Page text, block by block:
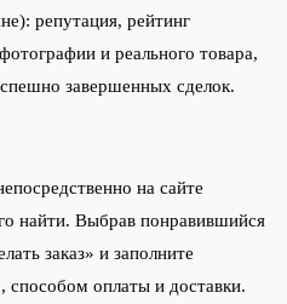
репутация, рейтинг
и реального товара,
завершенных сделок.
на сайте
найти. Выбрав понравившийся
заказ» и заполните
оплаты и доставки.